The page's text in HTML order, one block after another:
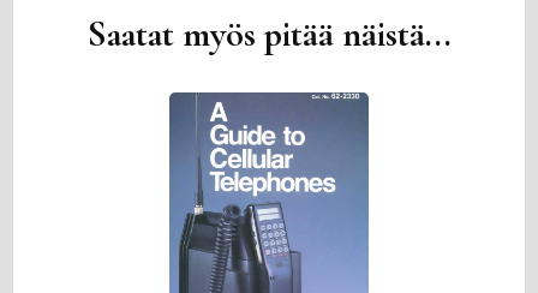
Artikkelien
Saatat myös pitää näistä...